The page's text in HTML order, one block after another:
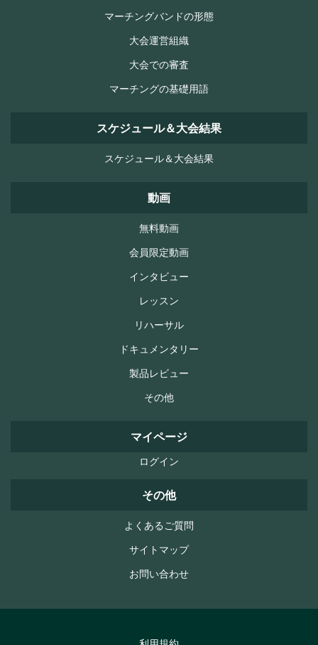
マーチングバンドの形態
大会運営組織
大会での審査
マーチングの基礎用語
スケジュール＆大会結果
スケジュール＆大会結果
動画
無料動画
会員限定動画
インタビュー
レッスン
リハーサル
ドキュメンタリー
製品レビュー
その他
マイページ
ログイン
その他
よくあるご質問
サイトマップ
お問い合わせ